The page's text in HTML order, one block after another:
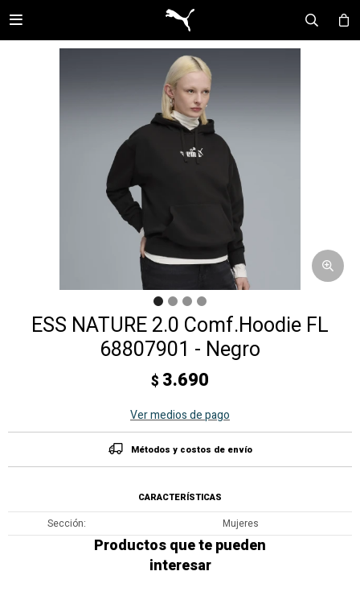

ESS NATURE 2.0 Comf.Hoodie FL
68807901 - Negro
$ 3.690
Ver medios de pago
Métodos y costos de envío
CARACTERÍSTICAS
Sección Mujeres
Productos que te pueden
interesar